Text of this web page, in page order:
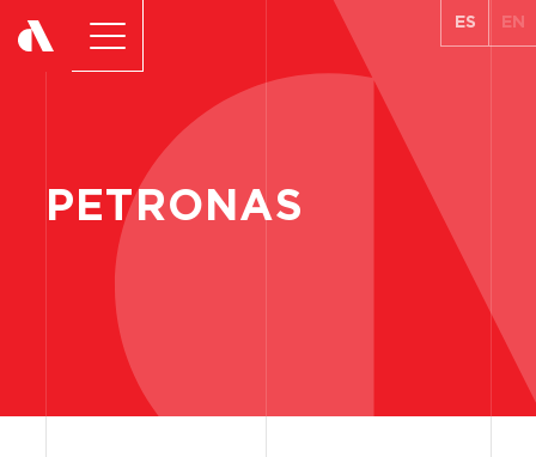
ES EN
PETRONAS